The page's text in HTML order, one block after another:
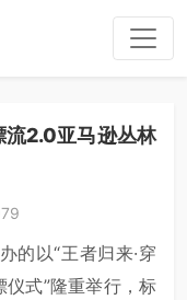
流2.0亚马逊丛林
的以“王者归来·穿
仪式”隆重举行，标